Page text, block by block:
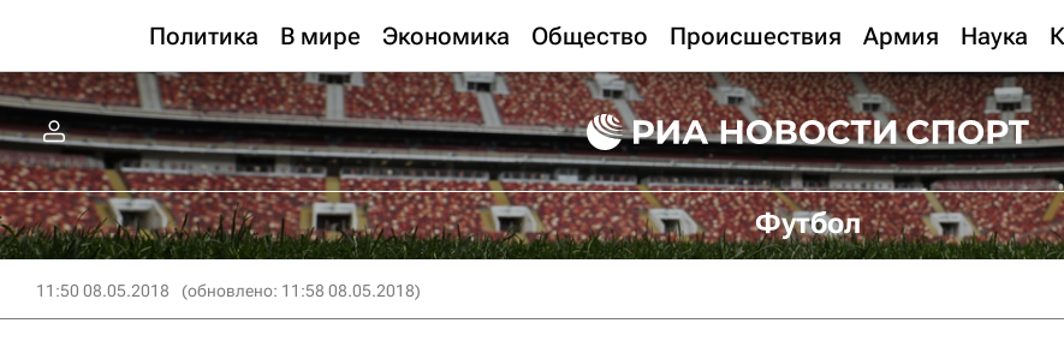
Политика В мире Экономика Общество Происшествия Армия Наука
Футбол
11:50 08.05.2018 (обновлено: 11:58 08.05.2018)